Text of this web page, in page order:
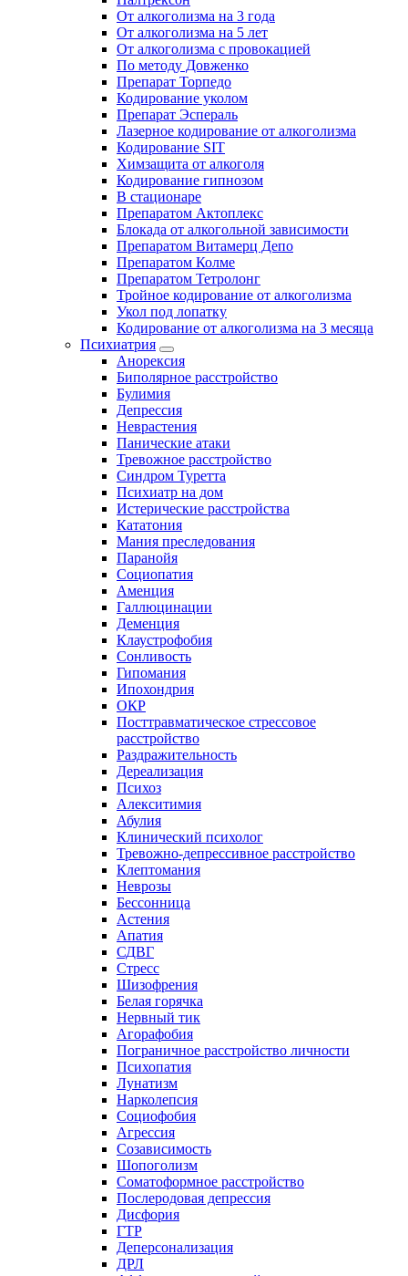
От алкоголизма на 3 года
От алкоголизма на 5 лет
От алкоголизма с провокацией
По методу Довженко
Препарат Торпедо
Кодирование уколом
Препарат Эспераль
Лазерное кодирование от алкоголизма
Кодирование SIT
Химзащита от алкоголя
Кодирование гипнозом
В стационаре
Препаратом Актоплекс
Блокада от алкогольной зависимости
Препаратом Витамерц Депо
Препаратом Колме
Препаратом Тетролонг
Тройное кодирование от алкоголизма
Укол под лопатку
Кодирование от алкоголизма на 3 месяца
Психиатрия
Анорексия
Биполярное расстройство
Булимия
Депрессия
Неврастения
Панические атаки
Тревожное расстройство
Синдром Туретта
Психиатр на дом
Истерические расстройства
Кататония
Мания преследования
Паранойя
Социопатия
Аменция
Галлюцинации
Деменция
Клаустрофобия
Сонливость
Гипомания
Ипохондрия
ОКР
Посттравматическое стрессовое
расстройство
Раздражительность
Дереализация
Психоз
Алекситимия
Абулия
Клинический психолог
Тревожно-депрессивное расстройство
Клептомания
Неврозы
Бессонница
Астения
Апатия
СДВГ
Стресс
Шизофрения
Белая горячка
Нервный тик
Агорафобия
Пограничное расстройство личности
Психопатия
Лунатизм
Нарколепсия
Социофобия
Агрессия
Созависимость
Шопоголизм
Соматоформное расстройство
Послеродовая депрессия
Дисфория
ГТР
Деперсонализация
ДРЛ